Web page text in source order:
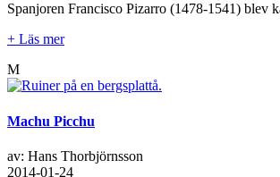
Spanjoren Francisco Pizarro (1478-1541) blev
+ Läs mer
M
Machu Picchu
av: Hans Thorbjörnsson
2014-01-24